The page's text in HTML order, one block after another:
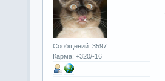
Сообщений: 3597
Карма: +320/-16